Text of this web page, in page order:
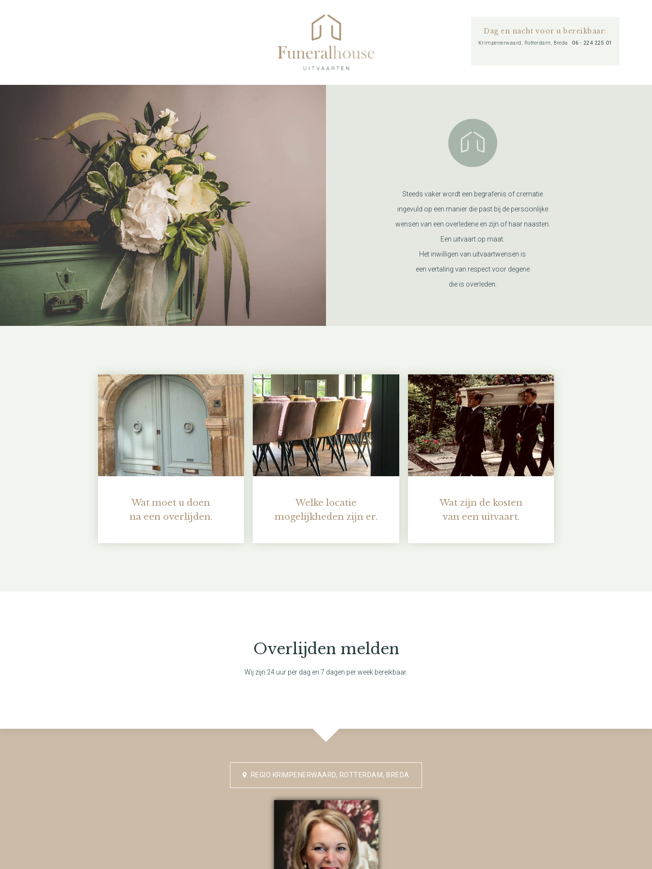
Dag en nacht voor u bereikbaar:
Krimpenerwaard, Rotterdam, Breda 06 - 224 225 01
Steeds vaker wordt een begrafenis of crematie
ingevuld op een manier die past bij de persoonlijke
wensen van een overledene en zijn of haar naasten.
Een uitvaart op maat.
Het inwilligen van uitvaartwensen is
een vertaling van respect voor degene
die is overleden.
Wat moet u doen
na een overlijden.
Welke locatie
mogelijkheden zijn er.
Wat zijn de kosten
van een uitvaart.
Overlijden melden
Wij zijn 24 uur per dag en 7 dagen per week bereikbaar.
REGIO KRIMPENERWAARD, ROTTERDAM, BREDA